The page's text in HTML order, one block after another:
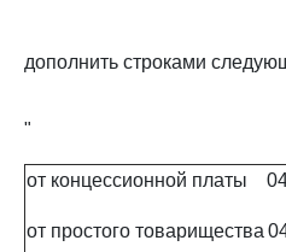
дополнить строками
"
от концессионной платы
от простого товарищества